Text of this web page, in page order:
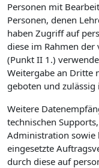
Personen mit
Personen, denen
haben Zugriff auf
diese im Rahmen der
(Punkt II 1.)
Weitergabe an Dritte
geboten und zulässig
Weitere
technischen
Administration sowie
eingesetzte
durch diese auf